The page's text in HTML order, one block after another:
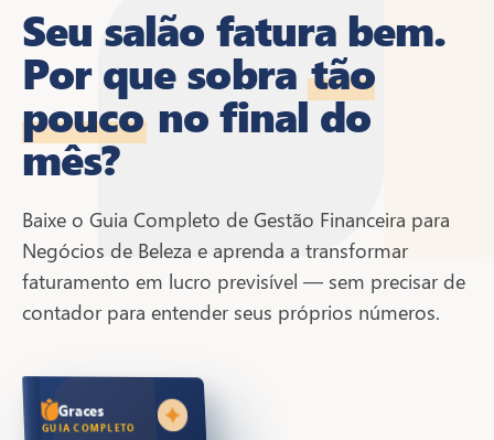
Seu salão fatura bem.
Por que sobra tão
pouco no final do
mês?
Baixe o Guia Completo de Gestão Financeira para
Negócios de Beleza e aprenda a transformar
faturamento em lucro previsível — sem precisar de
contador para entender seus próprios números.
Graces
GUIA COMPLETO